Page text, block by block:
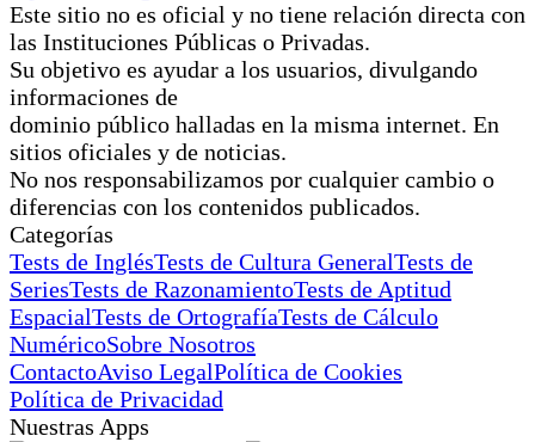
Este sitio no es oficial y no tiene relación directa con
las Instituciones Públicas o Privadas.
Su objetivo es ayudar a los usuarios, divulgando
informaciones de
dominio público halladas en la misma internet. En
sitios oficiales y de noticias.
No nos responsabilizamos por cualquier cambio o
diferencias con los contenidos publicados.
Categorías
Tests de InglésTests de Cultura GeneralTests de
SeriesTests de RazonamientoTests de Aptitud
EspacialTests de OrtografíaTests de Cálculo
NuméricoSobre Nosotros
ContactoAviso LegalPolítica de Cookies
Política de Privacidad
Nuestras Apps